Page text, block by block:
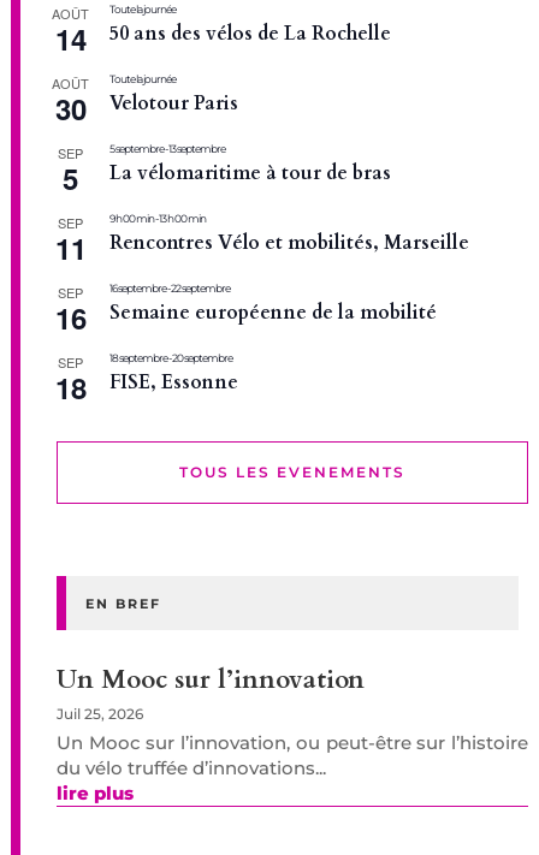
AOÛT
14
Toute la journée
50 ans des vélos de La Rochelle
AOÛT
30
Toute la journée
Velotour Paris
SEP
5
5 septembre-13 septembre
La vélomaritime à tour de bras
SEP
11
9 h 00 min-13 h 00 min
Rencontres Vélo et mobilités, Marseille
SEP
16
16 septembre-22 septembre
Semaine européenne de la mobilité
SEP
18
18 septembre-20 septembre
FISE, Essonne
TOUS LES EVENEMENTS
EN BREF
Un Mooc sur l’innovation
Juil 25, 2026
Un Mooc sur l’innovation, ou peut-être sur l’histoire
du vélo truffée d’innovations...
lire plus